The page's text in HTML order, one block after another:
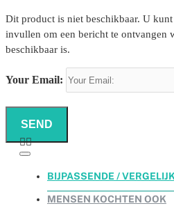
en vochtigheid op
De waterdichte
of onder water worden
Inclusief batterij en klaar
Dit product is niet beschikbaar. U
invullen om een bericht te ontvangen
beschikbaar is.
Your Email:
SEND
BIJPASSENDE /
MENSEN KOCHTEN OOK